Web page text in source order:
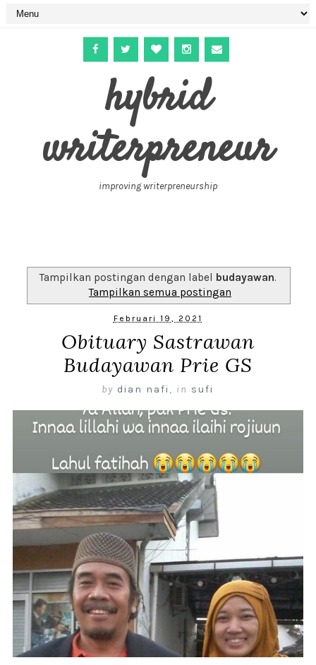
hybrid
writerpreneur
improving writerpreneurship
Tampilkan postingan dengan label budayawan.
Tampilkan semua postingan
Februari 19, 2021
Obituary Sastrawan
Budayawan Prie GS
by dian nafi , in sufi